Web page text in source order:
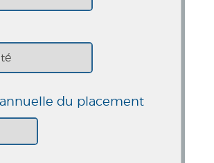
du placement